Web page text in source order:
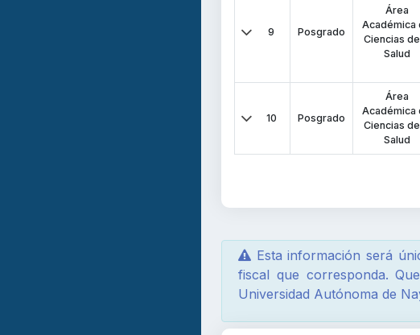
9 Posgrado
Área
Académica
Ciencias
Salud
10 Posgrado
Área
Académica
Ciencias
Salud
Esta información será
fiscal que corresponda.
Universidad Autónoma de